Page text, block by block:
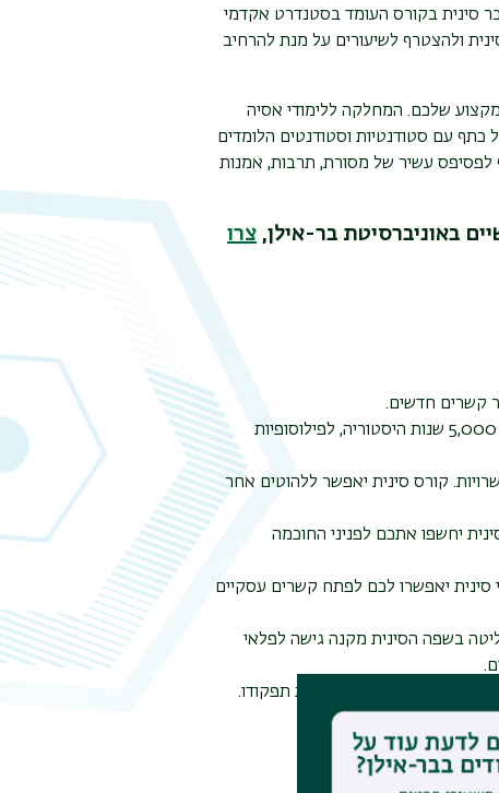
ללמוד לדבר סינית בקורס העומד בסטנדרט אקדמי
ולהצטרף לשיעורים על מנת להרחיב
שלכם. המחלקה ללימודי אסיה
עם סטודנטיות וסטודנטים הלומדים
עשיר של מסורת, תרבות, אמנות
באוניברסיטת בר-אילן, צרו
קשרים חדשים.
התרבות הסינית היא עתיקת יומין ומרתקת. קורס סינית יפתח עבורכם צוהר ל-5,000 שנות היסטוריה, לפילוסופיות
קורס סינית יאפשר ללהוטים אחר
יחשפו אתכם לפניני החוכמה
סינית יאפשרו לכם לפתח קשרים עסקיים
בשפה הסינית מקנה גישה לפלאי
מפעיל את המוח ומחזק את תפקודו.
חד, זריז ופעיל.